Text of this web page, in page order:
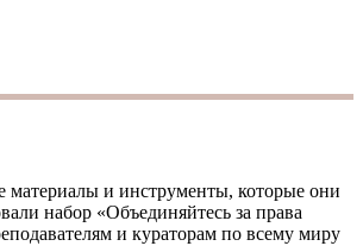
материалы и инструменты, которые они
набор «Объединяйтесь за права
и кураторам по всему миру